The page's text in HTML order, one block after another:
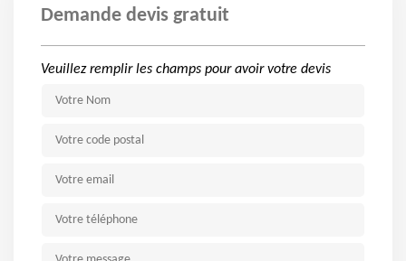
Demande devis gratuit
Veuillez remplir les champs pour avoir votre devis